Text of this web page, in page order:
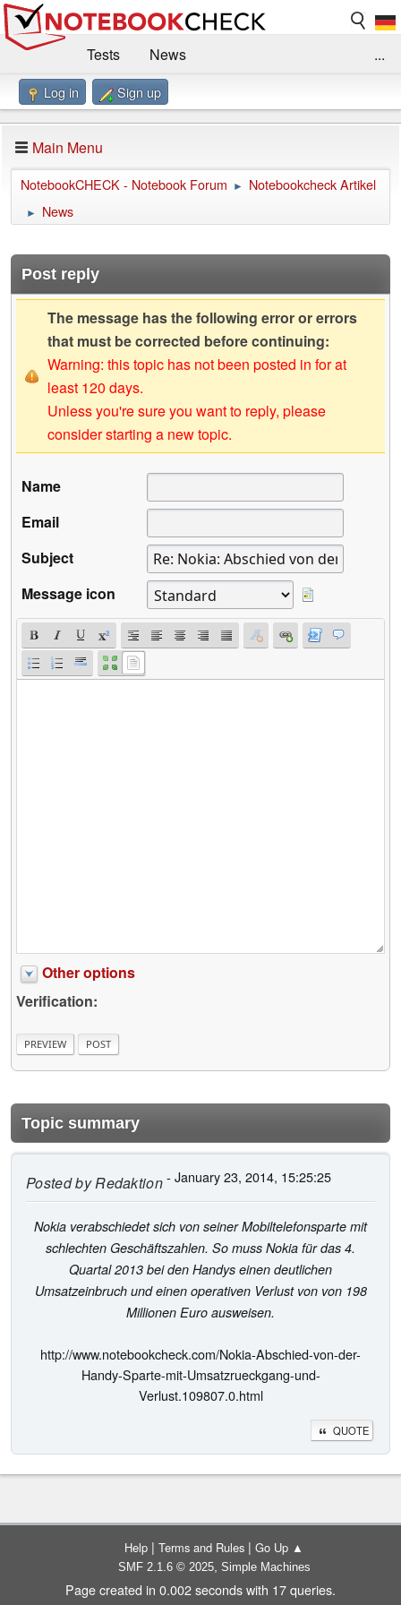
Tests
News
Benchmarks / Technik
Forum
Impressum
...
Log in Sign up
Main Menu
NotebookCHECK - Notebook Forum ► Notebookcheck Artikel
► News
Post reply
The message has the following error or errors
that must be corrected before continuing:
Warning: this topic has not been posted in for at
least 120 days.
Unless you're sure you want to reply, please
consider starting a new topic.
Name
Email
Subject
Message icon
Other options
Verification:
Topic summary
Posted byRedaktion- January 23, 2014, 15:25:25
Nokia verabschiedet sich von seiner Mobiltelefonsparte mit
schlechten Geschäftszahlen. So muss Nokia für das 4.
Quartal 2013 bei den Handys einen deutlichen
Umsatzeinbruch und einen operativen Verlust von von 198
Millionen Euro ausweisen.
http://www.notebookcheck.com/Nokia-Abschied-von-der-
Handy-Sparte-mit-Umsatzrueckgang-und-
Verlust.109807.0.html
QUOTE
Help | Terms and Rules | Go Up ▲
SMF 2.1.6 © 2025, Simple Machines
Page created in 0.002 seconds with 17 queries.